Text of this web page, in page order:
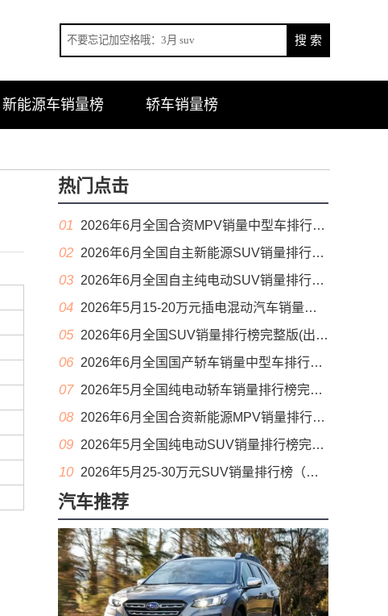
新能源车销量榜 轿车销量榜
热门点击
01 2026年6月全国合资MPV销量中型车排行榜完整版(零售量
02 2026年6月全国自主新能源SUV销量排行榜完整版(零售量
03 2026年6月全国自主纯电动SUV销量排行榜完整版(零售量
04 2026年5月15-20万元插电混动汽车销量排行榜（零售量）
05 2026年6月全国SUV销量排行榜完整版(出口量
06 2026年6月全国国产轿车销量中型车排行榜完整版(零售量
07 2026年5月全国纯电动轿车销量排行榜完整版(批发量
08 2026年6月全国合资新能源MPV销量排行榜完整版(零售量
09 2026年5月全国纯电动SUV销量排行榜完整版(零售量
10 2026年5月25-30万元SUV销量排行榜（零售量）
汽车推荐